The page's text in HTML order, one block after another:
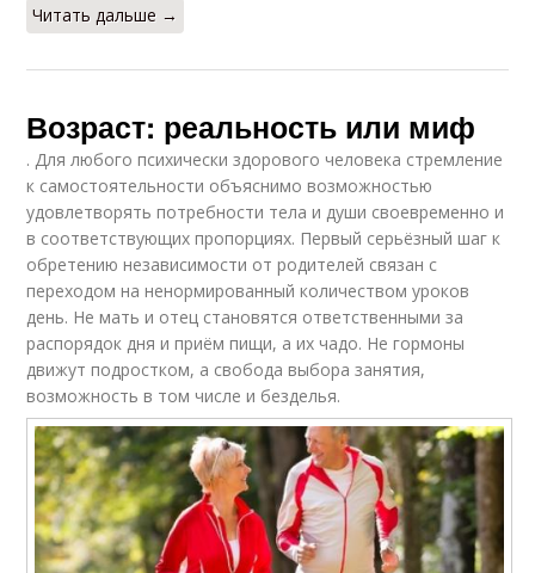
Читать дальше →
Возраст: реальность или миф
. Для любого психически здорового человека стремление
к самостоятельности объяснимо возможностью
удовлетворять потребности тела и души своевременно и
в соответствующих пропорциях. Первый серьёзный шаг к
обретению независимости от родителей связан с
переходом на ненормированный количеством уроков
день. Не мать и отец становятся ответственными за
распорядок дня и приём пищи, а их чадо. Не гормоны
движут подростком, а свобода выбора занятия,
возможность в том числе и безделья.